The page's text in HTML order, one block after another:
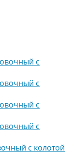
с колотой